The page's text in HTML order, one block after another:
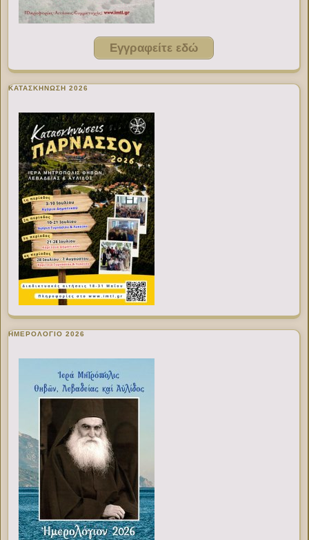
Εγγραφείτε εδώ
ΚΑΤΑΣΚΗΝΩΣΗ 2026
ΗΜΕΡΟΛΟΓΙΟ 2026